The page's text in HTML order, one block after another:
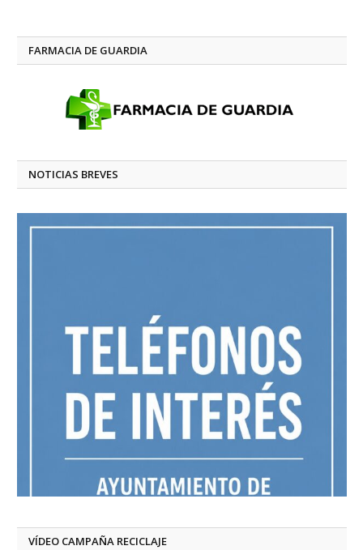
FARMACIA DE GUARDIA
NOTICIAS BREVES
VÍDEO CAMPAÑA RECICLAJE